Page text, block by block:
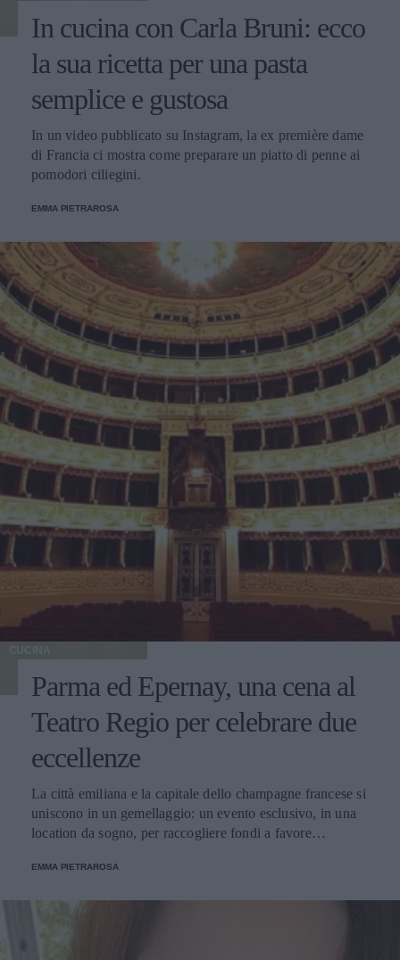
In cucina con Carla Bruni: ecco
la sua ricetta per una pasta
semplice e gustosa
In un video pubblicato su Instagram, la ex première dame
di Francia ci mostra come preparare un piatto di penne ai
pomodori ciliegini.
EMMA PIETRAROSA
CUCINA
Parma ed Epernay, una cena al
Teatro Regio per celebrare due
eccellenze
La città emiliana e la capitale dello champagne francese si
uniscono in un gemellaggio: un evento esclusivo, in una
location da sogno, per raccogliere fondi a favore
EMMA PIETRAROSA